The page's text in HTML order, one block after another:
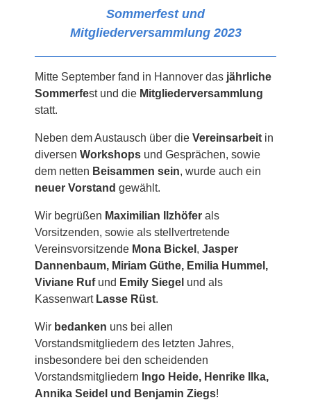
Sommerfest und
Mitgliederversammlung2023
Mitte September fand in Hannover das jährliche
Sommerfest und die Mitgliederversammlung
statt.
Neben dem Austausch über die Vereinsarbeit in
diversen Workshops und Gesprächen, sowie
dem netten Beisammen sein, wurde auch ein
neuer Vorstand gewählt.
Wir begrüßen Maximilian Ilzhöfer als
Vorsitzenden, sowie als stellvertretende
Vereinsvorsitzende Mona Bickel , Jasper
Dannenbaum, Miriam Güthe, Emilia Hummel,
Viviane Ruf und Emily Siegel und als
Kassenwart Lasse Rüst.
Wir bedanken uns bei allen
Vorstandsmitgliedern des letzten Jahres,
insbesondere bei den scheidenden
Vorstandsmitgliedern Ingo Heide, Henrike Ilka,
Annika Seidel und Benjamin Ziegs!